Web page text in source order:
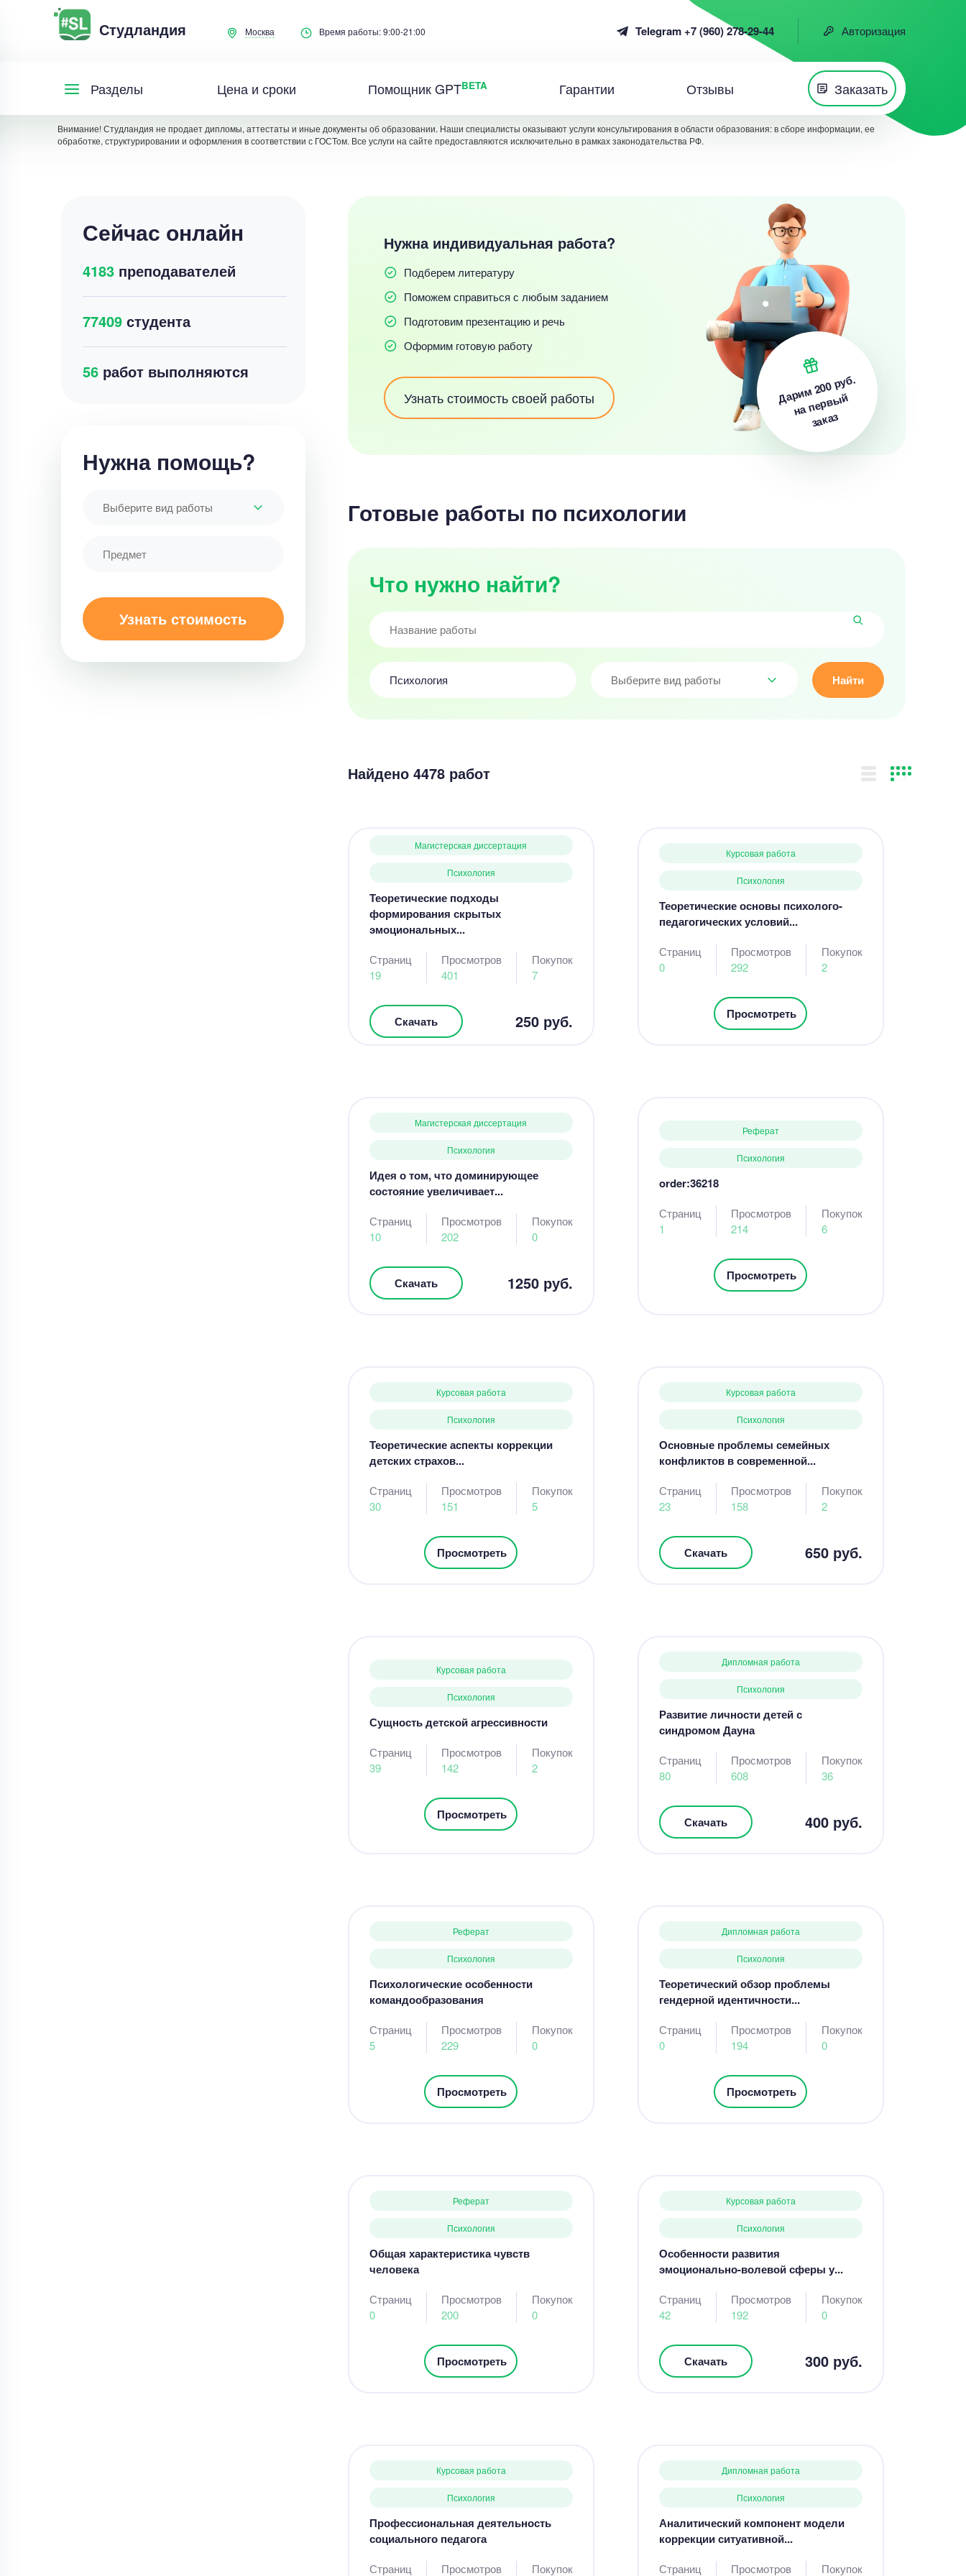
Студландия Москва Время работы: 9:00-21:00 Telegram +7 (960) 278-29-44 Авторизация
Разделы Цена и сроки Помощник GPTBETA Гарантии Отзывы Заказать
Внимание! Студландия не продает дипломы, аттестаты и иные документы об образовании. Наши специалисты оказывают услуги консультирования в области образования: в сборе информации, ее
обработке, структурировании и оформления в соответствии с ГОСТом. Все услуги на сайте предоставляются исключительно в рамках законодательства РФ.
Сейчас онлайн
4183преподавателей
77409студента
64работ выполняются
Нужна помощь?
Выберите вид работы
Узнать стоимость
Нужна индивидуальная работа?
Подберем литературу
Поможем справиться с любым заданием
Подготовим презентацию и речь
Оформим готовую работу
Узнать стоимость своей работы Дарим200 руб.
на первый
заказ
Готовые работы по психологии
Что нужно найти?
Выберите вид работы Найти
Найдено 4478 работ
Магистерская диссертация
Психология
Теоретические подходы
формирования скрытых
эмоциональных...
Страниц
19
Просмотров
401
Покупок
7
Скачать 250 руб.
Курсовая работа
Психология
Теоретические основы психолого-
педагогических условий...
Страниц
0
Просмотров
292
Покупок
2
Просмотреть
Магистерская диссертация
Психология
Идея о том, что доминирующее
состояние увеличивает...
Страниц
10
Просмотров
202
Покупок
0
Скачать 1250 руб.
Реферат
Психология
order:36218
Страниц
1
Просмотров
214
Покупок
6
Просмотреть
Курсовая работа
Психология
Теоретические аспекты коррекции
детских страхов...
Страниц
30
Просмотров
151
Покупок
5
Просмотреть
Курсовая работа
Психология
Основные проблемы семейных
конфликтов в современной...
Страниц
23
Просмотров
158
Покупок
2
Скачать 650 руб.
Курсовая работа
Психология
Сущность детской агрессивности
Страниц
39
Просмотров
142
Покупок
2
Просмотреть
Дипломная работа
Психология
Развитие личности детей с
синдромом Дауна
Страниц
80
Просмотров
608
Покупок
36
Скачать 400 руб.
Реферат
Психология
Психологические особенности
командообразования
Страниц
5
Просмотров
229
Покупок
0
Просмотреть
Дипломная работа
Психология
Теоретический обзор проблемы
гендерной идентичности...
Страниц
0
Просмотров
194
Покупок
0
Просмотреть
Реферат
Психология
Общая характеристика чувств
человека
Страниц
0
Просмотров
200
Покупок
0
Просмотреть
Курсовая работа
Психология
Особенности развития
эмоционально-волевой сферы у...
Страниц
42
Просмотров
192
Покупок
0
Скачать 300 руб.
Курсовая работа
Психология
Профессиональная деятельность
социального педагога
Страниц Просмотров Покупок
Дипломная работа
Психология
Аналитический компонент модели
коррекции ситуативной...
Страниц Просмотров Покупок